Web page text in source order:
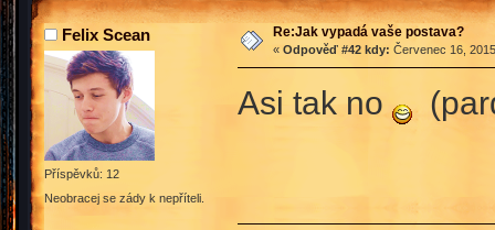
Felix Scean
Příspěvků: 12
Neobracej se zády k nepříteli.
Re:Jak vypadá vaše postava?
« Odpověď #42 kdy: Červenec 16,
Asi tak no